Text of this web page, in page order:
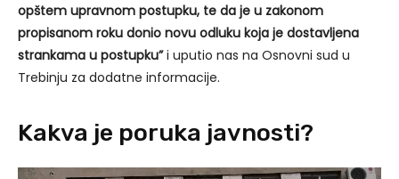
opštem upravnom postupku, te da je u zakonom
propisanom roku donio novu odluku koja je dostavljena
strankama u postupku”i uputio nas na Osnovni sud u
Trebinju za dodatne informacije.
Kakva je poruka javnosti?